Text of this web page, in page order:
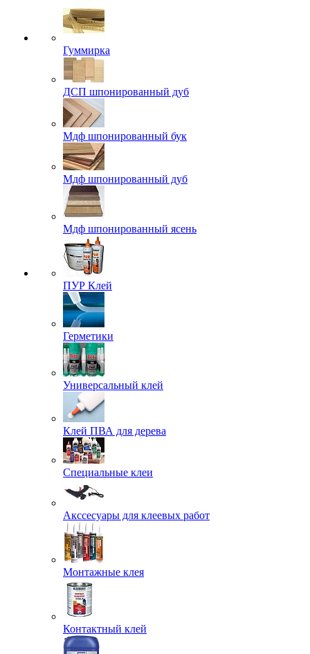
Гуммирка
ДСП шпонированный дуб
Мдф шпонированный бук
Мдф шпонированный дуб
Мдф шпонированный ясень
ПУР Клей
Герметики
Универсальный клей
Клей ПВА для дерева
Специальные клеи
Акссесуары для клеевых работ
Монтажные клея
Контактный клей